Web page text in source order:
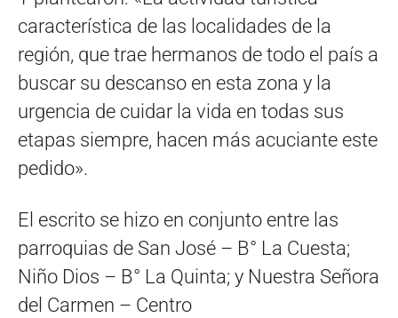
característica de las localidades de la
región, que trae hermanos de todo el país a
buscar su descanso en esta zona y la
urgencia de cuidar la vida en todas sus
etapas siempre, hacen más acuciante este
pedido».
El escrito se hizo en conjunto entre las
parroquias de San José – B° La Cuesta;
Niño Dios – B° La Quinta; y Nuestra Señora
del Carmen – Centro